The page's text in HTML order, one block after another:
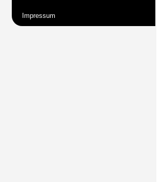
Impressum